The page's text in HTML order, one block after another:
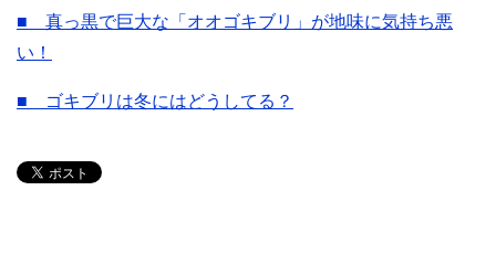
■ 真っ黒で巨大な「オオゴキブリ」が地味に気持ち悪
い！
■ ゴキブリは冬にはどうしてる？